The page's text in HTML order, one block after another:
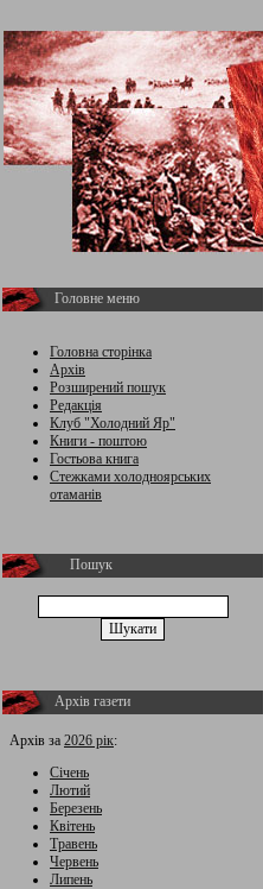
Головне меню
Головна сторінка
Архів
Розширений пошук
Редакція
Клуб "Холодний Яр"
Книги - поштою
Гостьова книга
Стежками холодноярських
отаманів
Пошук
Архів газети
Архів за 2026 рік:
Січень
Лютий
Березень
Квітень
Травень
Червень
Липень